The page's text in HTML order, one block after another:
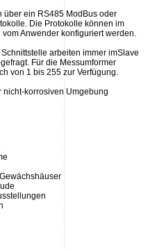
über ein RS485 ModBus oder
Die Protokolle können im
Anwender konfiguriert werden.
arbeiten immer imSlave
Für die Messumformer
von 1 bis 255 zur Verfügung.
nicht-korrosiven Umgebung